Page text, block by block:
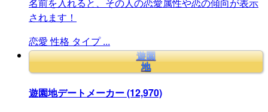
されます！
恋愛 性格 タイプ ...
遊園
地
遊園地デートメーカー(12,970)